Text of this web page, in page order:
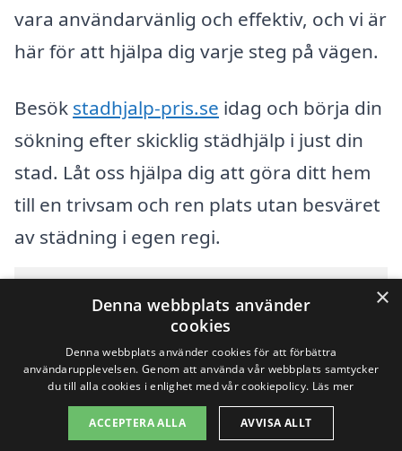
vara användarvänlig och effektiv, och vi är
här för att hjälpa dig varje steg på vägen.
Besök stadhjalp-pris.se idag och börja din
sökning efter skicklig städhjälp i just din
stad. Låt oss hjälpa dig att göra ditt hem
till en trivsam och ren plats utan besväret
av städning i egen regi.
Översikt över svenska städer som börjar med O
Sök efter en skicklig städhjälp i andra städer i Sverige
Copyright 2026 - Pilanto Aps
×
Denna webbplats använder
cookies
Denna webbplats använder cookies för att förbättra
användarupplevelsen. Genom att använda vår webbplats samtycker
du till alla cookies i enlighet med vår cookiepolicy. Läs mer
ACCEPTERA ALLA AVVISA ALLT